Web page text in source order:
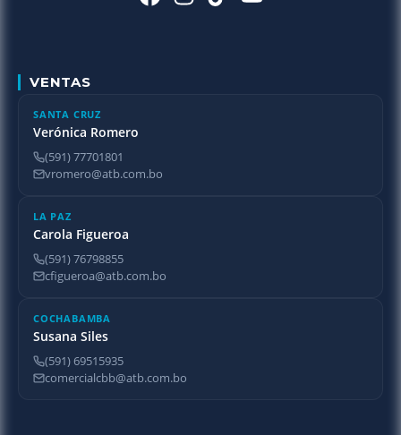
VENTAS
SANTA CRUZ
Verónica Romero
(591) 77701801
vromero@atb.com.bo
LA PAZ
Carola Figueroa
(591) 76798855
cfigueroa@atb.com.bo
COCHABAMBA
Susana Siles
(591) 69515935
comercialcbb@atb.com.bo